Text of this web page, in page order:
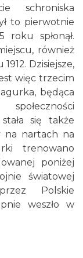
schroniska
to pierwotnie
spłonął.
również
Dzisiejsze,
więc trzecim
będąca
się także
na nartach na
trenowano
poniżej
światowej
Polskie
weszło w